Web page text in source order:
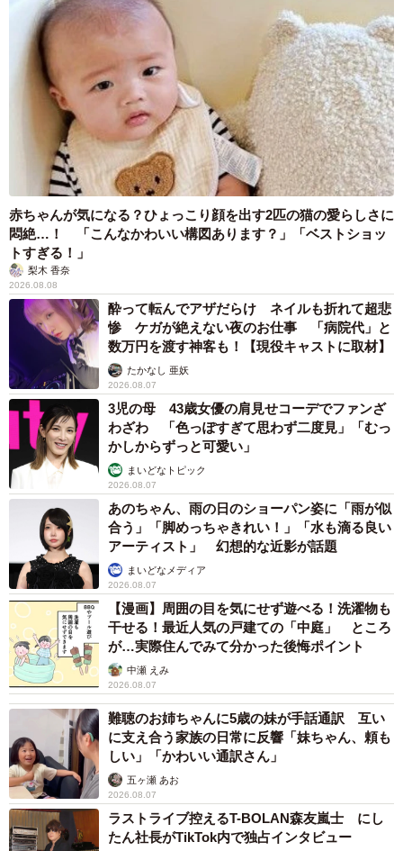
赤ちゃんが気になる？ひょっこり顔を出す2匹の猫の愛らしさに
悶絶…！ 「こんなかわいい構図あります？」「ベストショッ
トすぎる！」
梨木 香奈
2026.08.08
酔って転んでアザだらけ ネイルも折れて超悲
惨 ケガが絶えない夜のお仕事 「病院代」と
数万円を渡す神客も！【現役キャストに取材】
たかなし 亜妖
2026.08.07
3児の母 43歳女優の肩見せコーデでファンざ
わざわ 「色っぽすぎて思わず二度見」「むっ
かしからずっと可愛い」
まいどなトピック
2026.08.07
あのちゃん、雨の日のショーパン姿に「雨が似
合う」「脚めっちゃきれい！」「水も滴る良い
アーティスト」 幻想的な近影が話題
まいどなメディア
2026.08.07
【漫画】周囲の目を気にせず遊べる！洗濯物も
干せる！最近人気の戸建ての「中庭」 ところ
が…実際住んでみて分かった後悔ポイント
中瀬 えみ
2026.08.07
難聴のお姉ちゃんに5歳の妹が手話通訳 互い
に支え合う家族の日常に反響「妹ちゃん、頼も
しい」「かわいい通訳さん」
五ヶ瀬 あお
2026.08.07
ラストライブ控えるT-BOLAN森友嵐士 にし
たん社長がTikTok内で独占インタビュー